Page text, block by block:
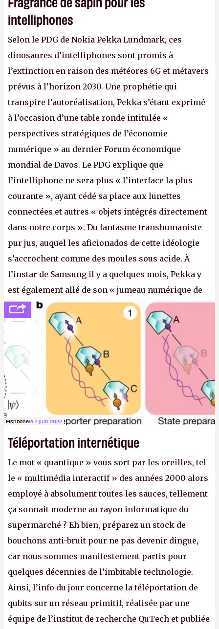
intelliphones
Selon le PDG de Nokia Pekka Lundmark, ces
dinosaures d’intelliphones sont promis à
l’extinction en raison des météores 6G et métavers
prévus à l’horizon 2030. Une prophétie qui
transpire l’autoréalisation, Pekka s’étant exprimé
à l’occasion d’une table ronde intitulée «
perspectives stratégiques de l’économie
numérique » au dernier Forum économique
mondial de Davos. Le PDG explique que
l’intelliphone ne sera plus « l’interface la plus
courante », ayant cédé sa place aux lunettes
connectées et autres « objets intégrés directement
dans notre corps ». Du fantasme transhumaniste
pur jus, auquel les aficionados de cette idéologie
s’accrochent comme des moules sous acide. À
l’instar de Samsung il y a quelques mois, Pekka y
est également allé de son « jumeau numérique de
tout » et de l’importance des metasangsues, qu’il
considère comme «
la prochaine grande plateforme
informatique après le World Wide Web et le mobile
(Crédit photo : Pexels / Pixabay)
Fishbonele 7 juin 2022
Téléportation internétique
Le mot « quantique » vous sort par les oreilles, tel
le « multimédia interactif » des années 2000 alors
employé à absolument toutes les sauces, tellement
ça sonnait moderne au rayon informatique du
supermarché ? Eh bien, préparez un stock de
bouchons anti-bruit pour ne pas devenir dingue,
car nous sommes manifestement partis pour
quelques décennies de l’imbitable technologie.
Ainsi, l’info du jour concerne la téléportation de
qubits sur un réseau primitif, réalisée par une
équipe de l’institut de recherche QuTech et publiée